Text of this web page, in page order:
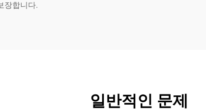
장합니다.
일반적인 문제